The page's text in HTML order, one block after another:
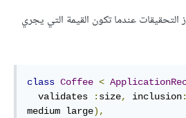
التحقيقات عندما تكون القيمة التي يجري
class Coffee <
  validates
: size, inclusion:
medium large),